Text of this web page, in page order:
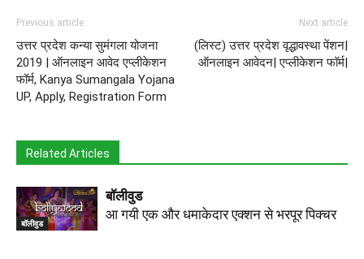
Previous article
उत्तर प्रदेश कन्या सुमंगला योजना
2019 | ऑनलाइन आवेद एप्लीकेशन
फॉर्म, Kanya Sumangala Yojana
UP, Apply, Registration Form
Next article
(लिस्ट) उत्तर प्रदेश वृद्धावस्था पेंशन|
ऑनलाइन आवेदन| एप्लीकेशन फॉर्म|
Related Articles
बॉलीवुड
बॉलीवुड
आ गयी एक और धमाकेदार एक्शन से भरपूर पिक्चर